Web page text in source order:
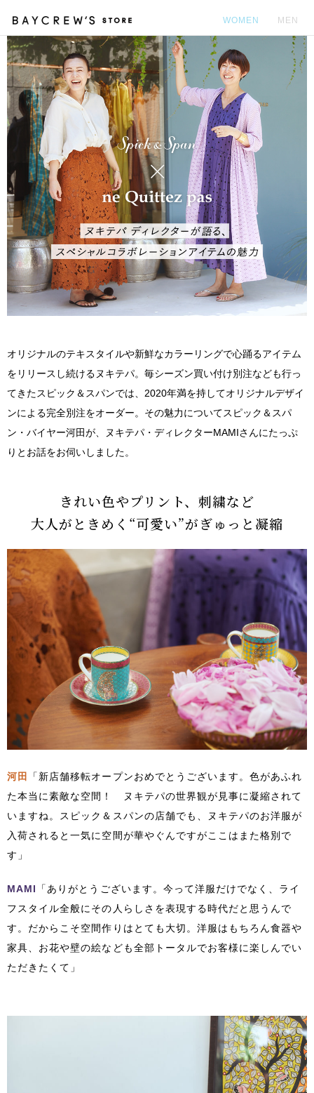
WOMEN MEN
オリジナルのテキスタイルや新鮮なカラーリングで心踊るアイテム
をリリースし続けるヌキテパ。毎シーズン買い付け別注なども行っ
てきたスピック＆スパンでは、2020年満を持してオリジナルデザイ
ンによる完全別注をオーダー。その魅力についてスピック＆スパ
ン・バイヤー河田が、ヌキテパ・ディレクターMAMIさんにたっぷ
りとお話をお伺いしました。
きれい色やプリント、刺繍など
大人がときめく“可愛い”がぎゅっと凝縮
河田
「新店舗移転オープンおめでとうございます。色があふれ
た本当に素敵な空間！ ヌキテパの世界観が見事に凝縮されて
いますね。スピック＆スパンの店舗でも、ヌキテパのお洋服が
入荷されると一気に空間が華やぐんですがここはまた格別で
す」
MAMI
「ありがとうございます。今って洋服だけでなく、ライ
フスタイル全般にその人らしさを表現する時代だと思うんで
す。だからこそ空間作りはとても大切。洋服はもちろん食器や
家具、お花や壁の絵なども全部トータルでお客様に楽しんでい
ただきたくて」